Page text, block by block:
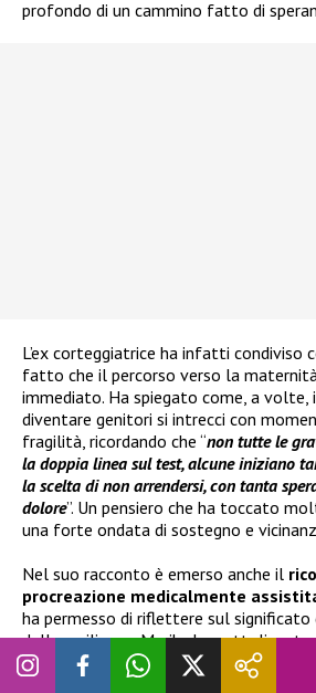
profondo di un cammino fatto di
L’ex corteggiatrice ha infatti condiviso
fatto che il percorso verso la
immediato. Ha spiegato come, a volte,
diventare genitori si intrecci con
fragilità, ricordando che “non tutte le
la doppia linea sul test, alcune iniziano
la scelta di non arrendersi, con tanta
dolore”. Un pensiero che ha toccato
una forte ondata di sostegno e
Nel suo racconto è emerso anche il
procreazione medicalmente
ha permesso di riflettere sul significato
della resilienza. Marika ha
percorso le abbia insegnato che l’amore
paura e che chiedere aiuto non